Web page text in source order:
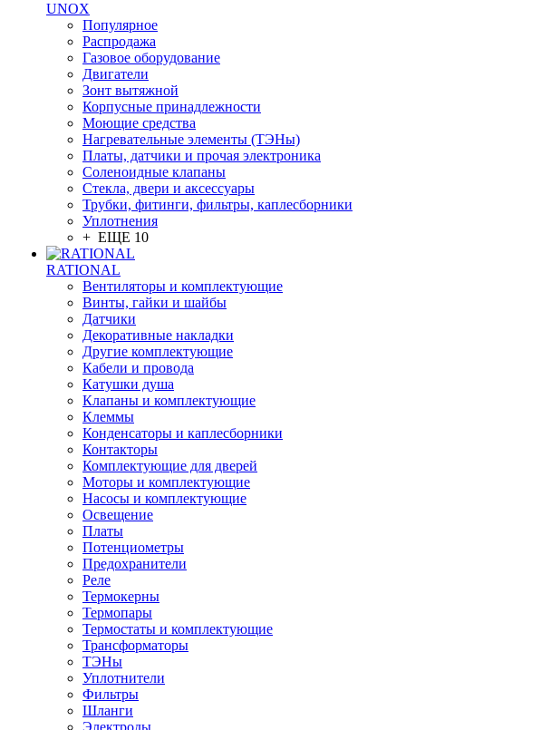
UNOX
Популярное
Распродажа
Газовое оборудование
Двигатели
Зонт вытяжной
Корпусные принадлежности
Моющие средства
Нагревательные элементы (ТЭНы)
Платы, датчики и прочая электроника
Соленоидные клапаны
Стекла, двери и аксессуары
Трубки, фитинги, фильтры, каплесборники
Уплотнения
+ ЕЩЕ 10
RATIONAL
Вентиляторы и комплектующие
Винты, гайки и шайбы
Датчики
Декоративные накладки
Другие комплектующие
Кабели и провода
Катушки душа
Клапаны и комплектующие
Клеммы
Конденсаторы и каплесборники
Контакторы
Комплектующие для дверей
Моторы и комплектующие
Насосы и комплектующие
Освещение
Платы
Потенциометры
Предохранители
Реле
Термокерны
Термопары
Термостаты и комплектующие
Трансформаторы
ТЭНы
Уплотнители
Фильтры
Шланги
Электроды